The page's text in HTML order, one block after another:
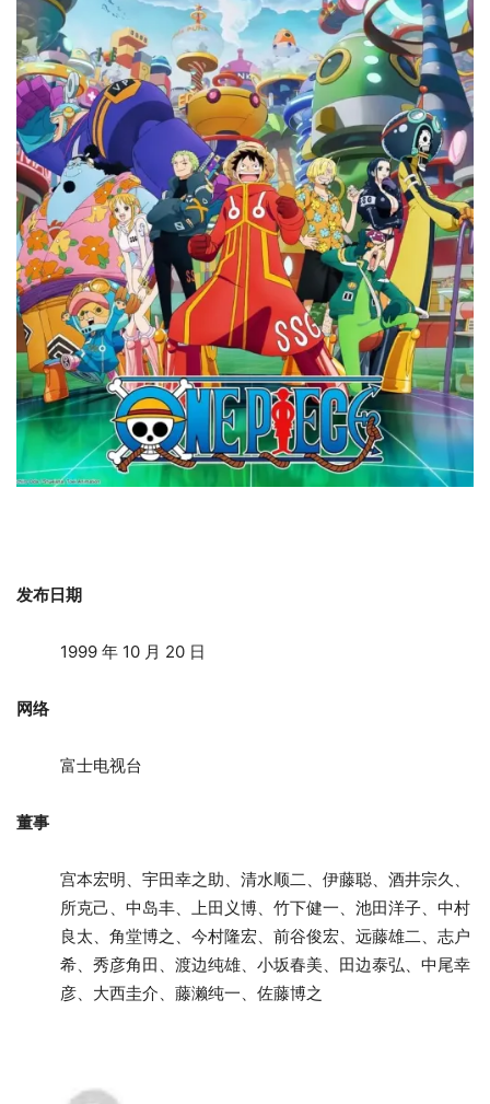
发布日期
1999 年 10 月 20 日
网络
富士电视台
董事
宫本宏明、宇田幸之助、清水顺二、伊藤聪、酒井宗久、
所克己、中岛丰、上田义博、竹下健一、池田洋子、中村
良太、角堂博之、今村隆宏、前谷俊宏、远藤雄二、志户
希、秀彦角田、渡边纯雄、小坂春美、田边泰弘、中尾幸
彦、大西圭介、藤濑纯一、佐藤博之